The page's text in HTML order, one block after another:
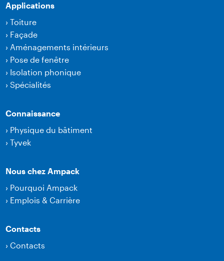
Applications
›Toiture
› Façade
› Aménagements intérieurs
› Pose de fenêtre
› Isolation phonique
›Spécialités
Connaissance
› Physique du bâtiment
›Tyvek
Nous chez Ampack
› Pourquoi Ampack
› Emplois & Carrière
Contacts
›Contacts